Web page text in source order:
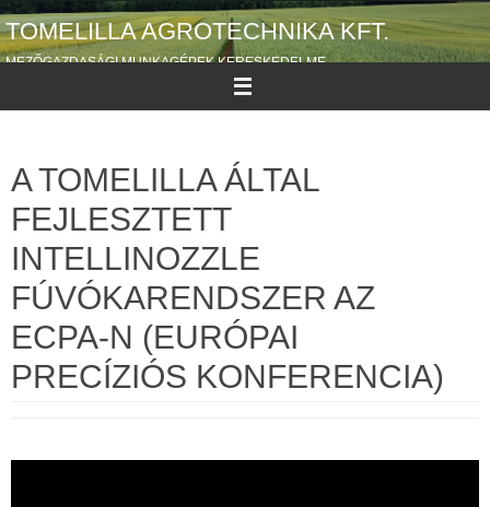
Megszakítás
TOMELILLA AGROTECHNIKA KFT.
MEZŐGAZDASÁGI MUNKAGÉPEK KERESKEDELME
A TOMELILLA ÁLTAL
FEJLESZTETT
INTELLINOZZLE
FÚVÓKARENDSZER AZ
ECPA-N (EURÓPAI
PRECÍZIÓS KONFERENCIA)